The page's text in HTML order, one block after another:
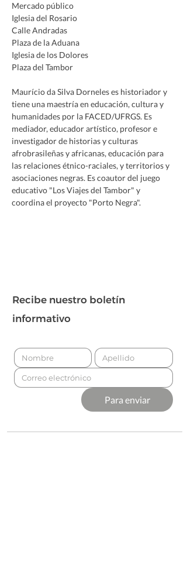
Mercado público
Iglesia del Rosario
Calle Andradas
Plaza de la Aduana
Iglesia de los Dolores
Plaza del Tambor
Maurício da Silva Dorneles es historiador y
tiene una maestría en educación, cultura y
humanidades por la FACED/UFRGS. Es
mediador, educador artístico, profesor e
investigador de historias y culturas
afrobrasileñas y africanas, educación para
las relaciones étnico-raciales, y territorios y
asociaciones negras. Es coautor del juego
educativo "Los Viajes del Tambor" y
coordina el proyecto "Porto Negra".
Recibe nuestro boletín
informativo
Para enviar